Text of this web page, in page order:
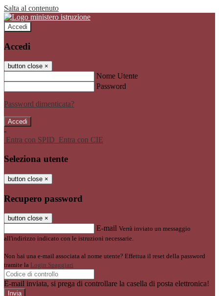
Salta al contenuto
Accedi
Accedi
button close ×
Nome Utente
Password
Password dimenticata?
-
Entra con SPID Entra con CIE
Seleziona utente
button close ×
Recupero password
button close ×
E-mail Verrà inviato un messaggio
all'indirizzo indicato con le istruzioni necessarie.
Non hai una e-mail associata al nome utente? Effettua il reset della password
tramite la Login Spaggiari
E-mail inviata, si prega di controllare la casella di posta elettronica!